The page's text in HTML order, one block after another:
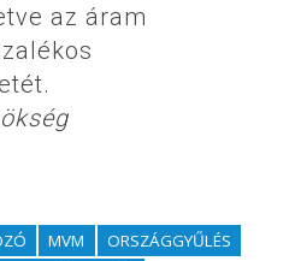
az áram
MVM
ORSZÁGGYŰLÉS